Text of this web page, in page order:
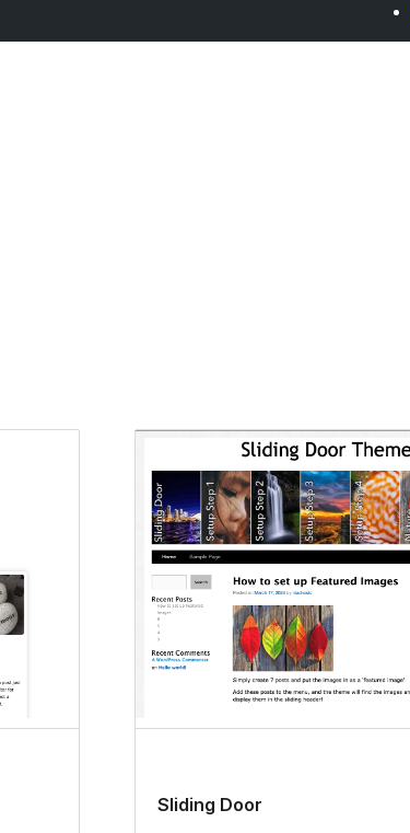
Sliding Door